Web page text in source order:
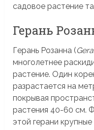
садовое растение
Герань
Герань Розанна (
многолетнее
растение. Один
разрастается на
покрывая
растения 40-60 см.
этой герани